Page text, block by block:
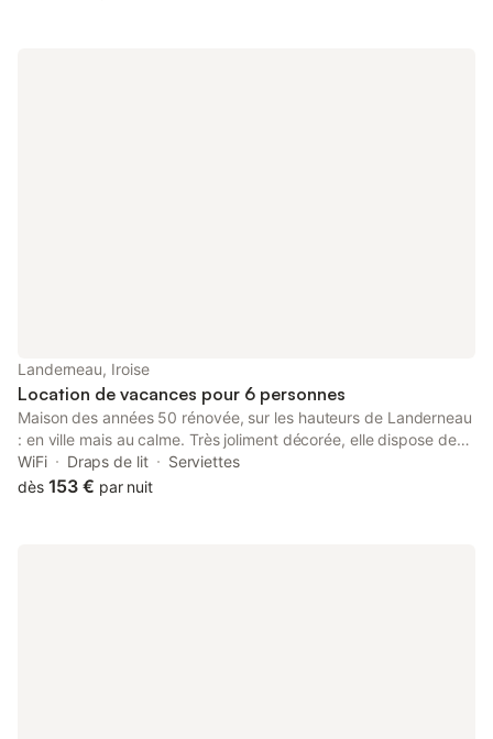
Landerneau, Iroise
Location de vacances pour 6 personnes
Maison des années 50 rénovée, sur les hauteurs de Landerneau
: en ville mais au calme. Très joliment décorée, elle dispose de
tout le confort . Un jardin de 500m2, clôt, arboré, avec 2
terrasses..
WiFi Draps de lit
Serviettes
dès 153 € par nuit